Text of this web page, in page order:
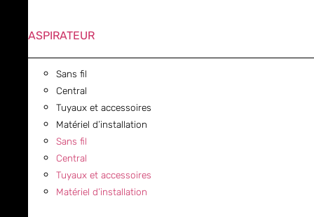
ASPIRATEUR
Sans fil
Central
Tuyaux et accessoires
Matériel d’installation
Sans fil
Central
Tuyaux et accessoires
Matériel d’installation